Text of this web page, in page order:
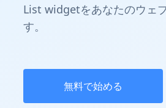
List widgetをあなたのウェ
す。
無料で始める